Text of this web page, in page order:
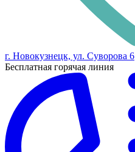
г. Новокузнецк, ул. Суворова 6
Бесплатная горячая линия